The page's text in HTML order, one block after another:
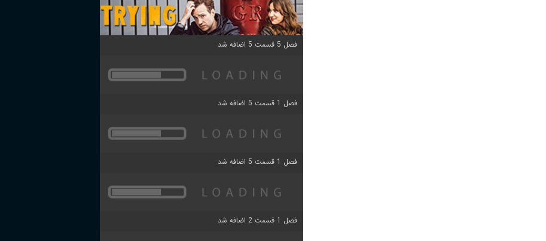
فصل 5 قسمت 5 اضافه شد
فصل 1 قسمت 5 اضافه شد
فصل 1 قسمت 5 اضافه شد
فصل 1 قسمت 2 اضافه شد